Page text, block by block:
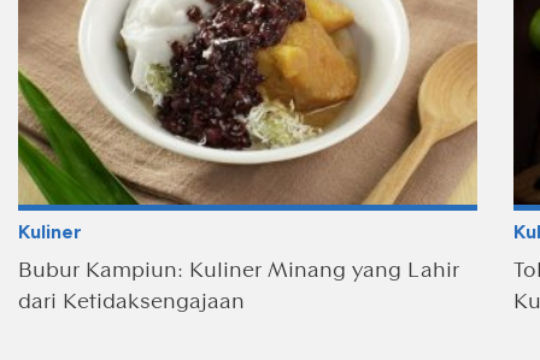
Kuliner
Bubur Kampiun: Kuliner Minang yang Lahir
dari Ketidaksengajaan